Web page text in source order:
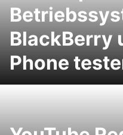
BlackBerry
Phone